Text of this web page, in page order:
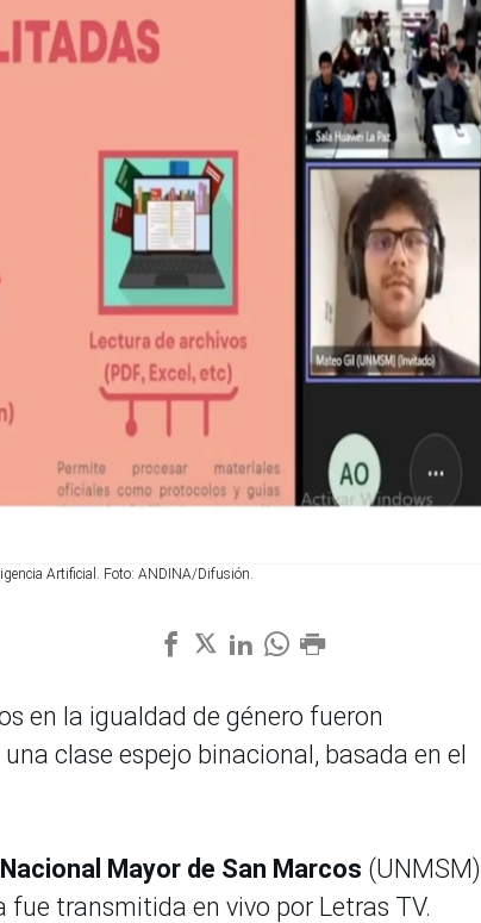
Artificial. Foto: ANDINA/Difusión.
en la igualdad de género fueron
clase espejo binacional, basada en el
Mayor de San Marcos (UNMSM)
fue transmitida en vivo por Letras TV.